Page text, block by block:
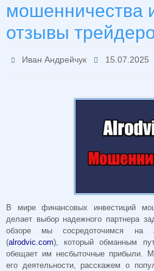
мошенничества
отзывы
Иван Андрейчук 15.07.2025
В мире финансовых инвестиций
делает выбор надежного партнера
обзоре мы сосредоточимся на
(alrodvic.com), который обманным
обещает им несбыточные прибыли.
его деятельности, расскажем о